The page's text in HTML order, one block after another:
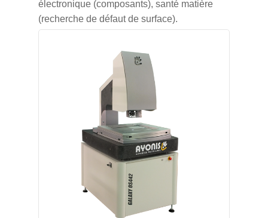
électronique (composants), santé matière
(recherche de défaut de surface).